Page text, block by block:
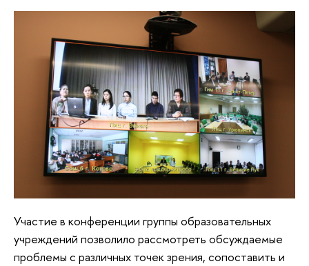
Участие в конференции группы образовательных
учреждений позволило рассмотреть обсуждаемые
проблемы с различных точек зрения, сопоставить и